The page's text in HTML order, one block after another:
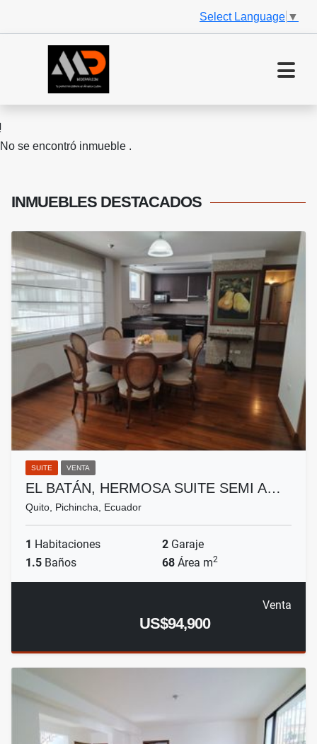
Select Language ▼
No se encontró inmueble .
INMUEBLES DESTACADOS
SUITE VENTA
EL BATÁN, HERMOSA SUITE SEMI A…
Quito, Pichincha, Ecuador
1 Habitaciones 2 Garaje
1.5 Baños 68 Área m2
Venta
US$94,900